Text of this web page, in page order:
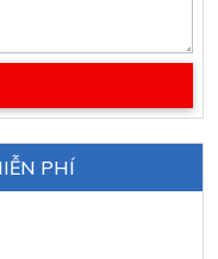
PHÍ